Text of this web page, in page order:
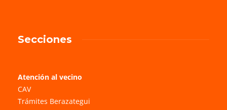
Secciones
Atención al vecino
CAV
Trámites Berazategui